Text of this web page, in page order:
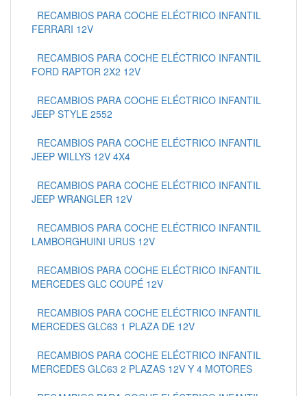
RECAMBIOS PARA COCHE ELÉCTRICO INFANTIL
FERRARI 12V
RECAMBIOS PARA COCHE ELÉCTRICO INFANTIL
FORD RAPTOR 2X2 12V
RECAMBIOS PARA COCHE ELÉCTRICO INFANTIL
JEEP STYLE 2552
RECAMBIOS PARA COCHE ELÉCTRICO INFANTIL
JEEP WILLYS 12V 4X4
RECAMBIOS PARA COCHE ELÉCTRICO INFANTIL
JEEP WRANGLER 12V
RECAMBIOS PARA COCHE ELÉCTRICO INFANTIL
LAMBORGHUINI URUS 12V
RECAMBIOS PARA COCHE ELÉCTRICO INFANTIL
MERCEDES GLC COUPÉ 12V
RECAMBIOS PARA COCHE ELÉCTRICO INFANTIL
MERCEDES GLC63 1 PLAZA DE 12V
RECAMBIOS PARA COCHE ELÉCTRICO INFANTIL
MERCEDES GLC63 2 PLAZAS 12V Y 4 MOTORES